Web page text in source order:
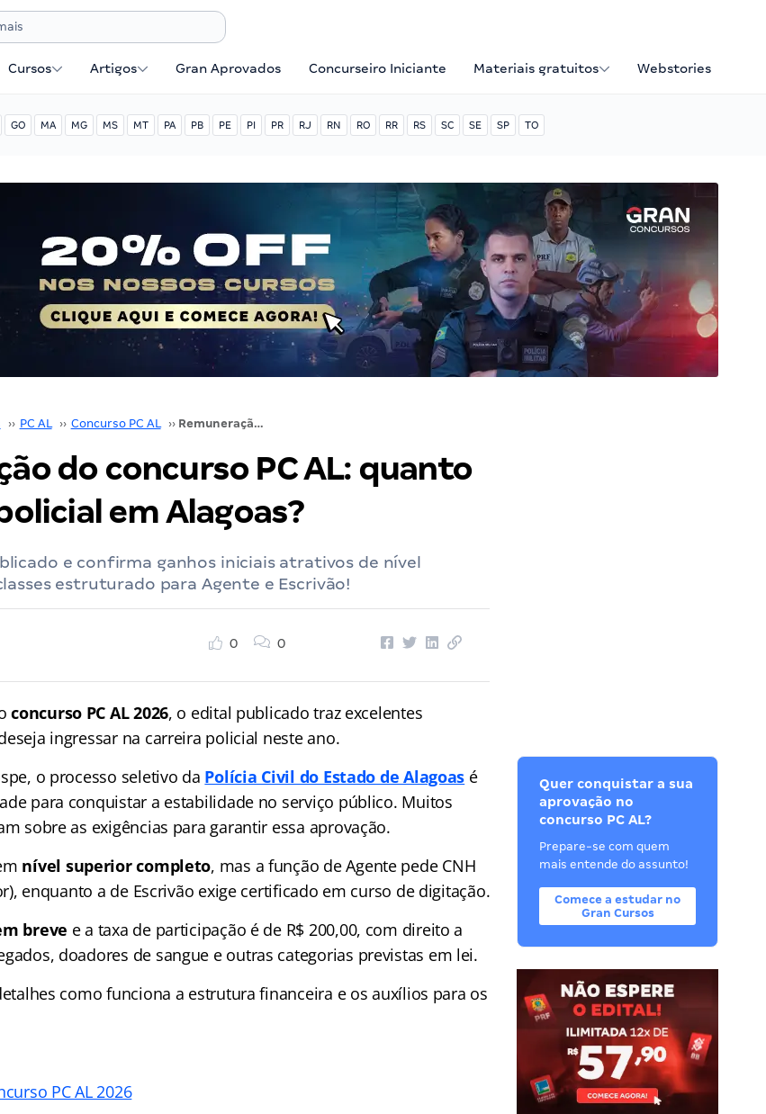
Cursos Artigos Gran Aprovados Concurseiro Iniciante Materiais gratuitos Webstories
GO MA MG MS MT PA PB PE PI PR RJ RN RO RR RS SC SE SP TO
›› PC AL ›› Concurso PC AL ›› Remuneração do concurso PC AL: quanto ganha um policial em Alagoas?
do concurso PC AL: quanto
em Alagoas?
e confirma ganhos iniciais atrativos de nível
estruturado para Agente e Escrivão!
0 0
concurso PC AL 2026, o edital publicado traz excelentes
ingressar na carreira policial neste ano.
o processo seletivo da Polícia Civil do Estado de Alagoas é
para conquistar a estabilidade no serviço público. Muitos
sobre as exigências para garantir essa aprovação.
nível superior completo, mas a função de Agente pede CNH
enquanto a de Escrivão exige certificado em curso de digitação.
breve e a taxa de participação é de R$ 200,00, com direito a
doadores de sangue e outras categorias previstas em lei.
como funciona a estrutura financeira e os auxílios para os
PC AL 2026
Quer conquistar a sua
aprovação no
concurso PC AL?
Prepare-se com quem
mais entende do assunto!
Comece a estudar no
Gran Cursos